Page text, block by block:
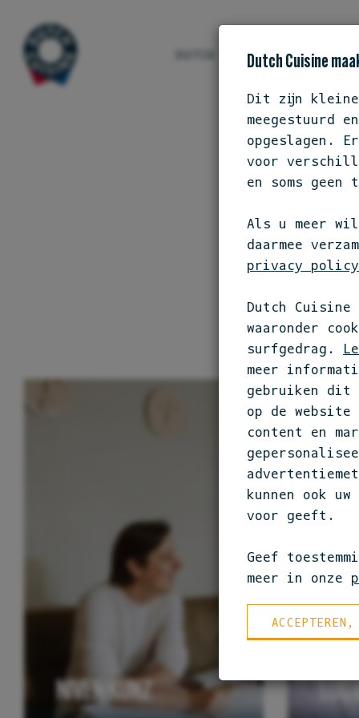
DUTCH CUISINE ONS
NIVEN KUNZ LUC
Dutch Cuisine
Dit zijn kleine
meegestuurd
opgeslagen.
voor
en soms geen
Als u meer
daarmee
privacy
Dutch Cuisine
waaronder
surfgedrag.
meer
gebruiken dit
op de
content en
kunnen ook
voor geeft.
Geef
meer in onze